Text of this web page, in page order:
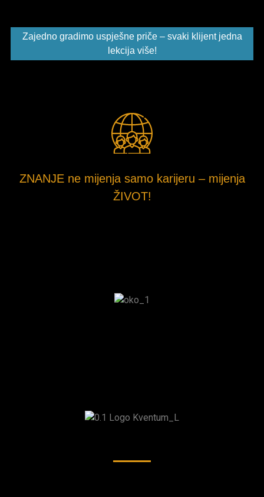
Zajedno gradimo uspješne priče – svaki klijent jedna
lekcija više!
ZNANJE ne mijenja samo karijeru – mijenja
ŽIVOT!